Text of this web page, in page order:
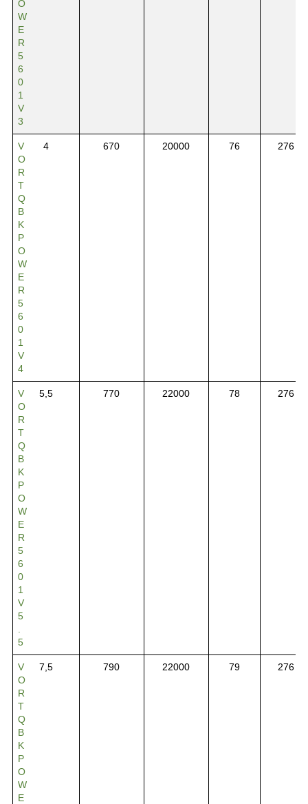
O
W
E
R
5
6
0
1
V
3
V
O
R
T
Q
B
K
P
O
W
E
R
5
6
0
1
V
4
4 670 20000 76 276
V
O
R
T
Q
B
K
P
O
W
E
R
5
6
0
1
V
5
5
5,5 770 22000 78 276
V
O
R
T
Q
B
K
P
O
W
E
7,5 790 22000 79 276